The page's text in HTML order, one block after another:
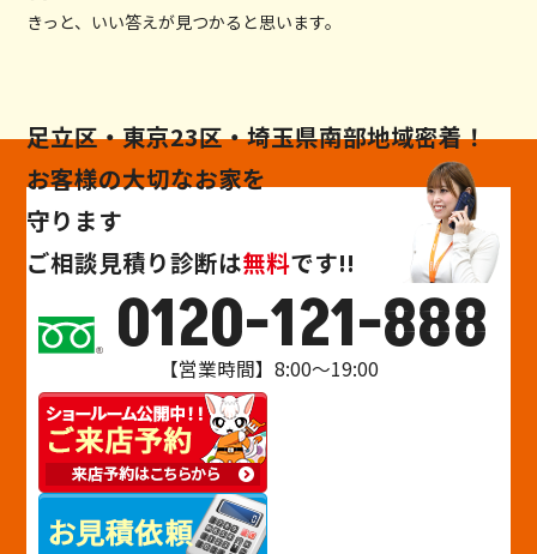
きっと、いい答えが見つかると思います。
足立区・東京23区・埼玉県南部地域密着！
お客様の大切なお家を
守ります
ご相談見積り診断は無料です!!
0120-121-888
【営業時間】8:00～19:00